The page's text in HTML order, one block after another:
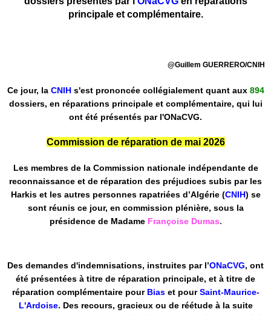
principale et complémentaire.
@Guillem GUERRERO/CNIH
Ce jour, la CNIHs'est prononcée collégialement quant aux 894
dossiers, en réparations principale et complémentaire, qui lui
ont été présentés par l'ONaCVG.
Commission de réparation de mai 2026
Les membres de la Commission nationale indépendante de
reconnaissance et de réparation des préjudices subis par les
Harkis et les autres personnes rapatriées d’Algérie (CNIH) se
sont réunis ce jour, en commission plénière, sous la
présidence de Madame Françoise Dumas.
Des demandes d'indemnisations, instruites par l’ONaCVG, ont
été présentées à titre de réparation principale, et à titre de
réparation complémentaire pour Biaset pourSaint-Maurice-
L'Ardoise. Des recours, gracieux ou de réétudeà la suite